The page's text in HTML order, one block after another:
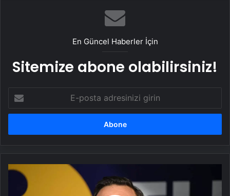
En Güncel Haberler İçin
Sitemize abone olabilirsiniz!
posta
adresinizi
Bu
sezon